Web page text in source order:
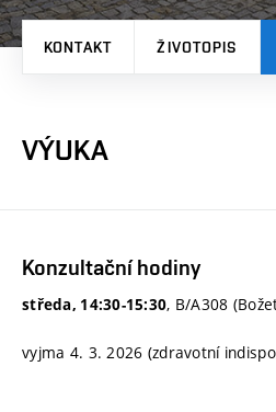
KONTAKT ŽIVOTOPIS
VÝUKA
Konzultační hodiny
středa, 14:30-15:30, B/A308
vyjma 4. 3. 2026 (zdravotní